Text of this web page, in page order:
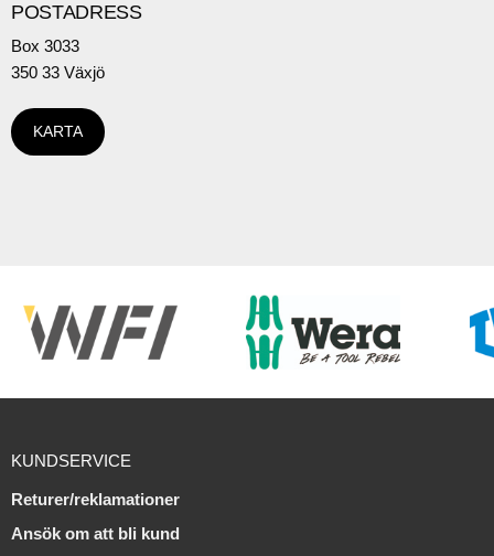
POSTADRESS
Box 3033
350 33 Växjö
KARTA
KUNDSERVICE
Returer/reklamationer
Ansök om att bli kund